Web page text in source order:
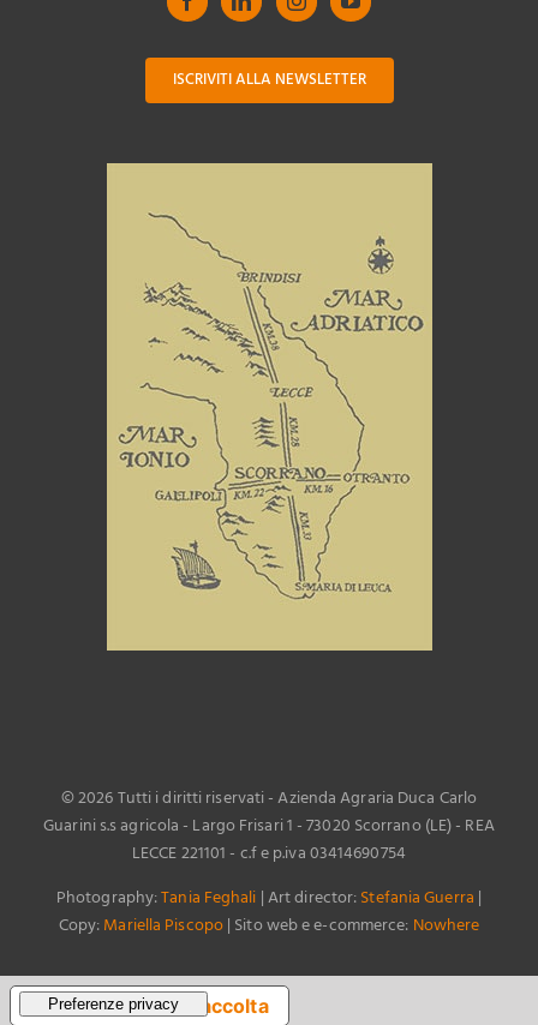
ISCRIVITI ALLA NEWSLETTER
©2026 Tutti i diritti riservati - Azienda Agraria Duca Carlo
Guarini s.s agricola - Largo Frisari 1 - 73020 Scorrano (LE) - REA
LECCE 221101 - c.f e p.iva 03414690754
Photography:Tania Feghali | Art director:Stefania Guerra |
Copy:Mariella Piscopo| Sito web e e-commerce: Nowhere
Informativa sulla raccolta